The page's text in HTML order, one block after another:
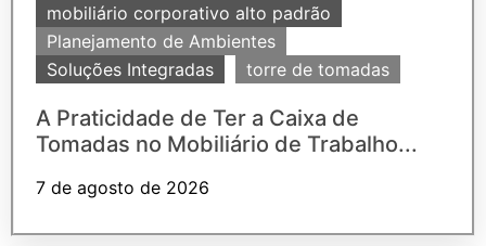
mobiliário corporativo alto padrão
Planejamento de Ambientes
Soluções Integradas
torre de tomadas
A Praticidade de Ter a Caixa de
Tomadas no Mobiliário de Trabalho...
7 de agosto de 2026